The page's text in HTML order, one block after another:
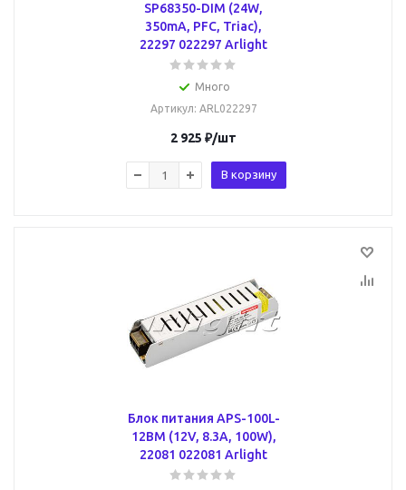
SP68350-DIM (24W,
350mA, PFC, Triac),
22297 022297 Arlight
Много
Артикул: ARL022297
2 925 ₽/шт
В корзину
Блок питания APS-100L-
12BM (12V, 8.3A, 100W),
22081 022081 Arlight